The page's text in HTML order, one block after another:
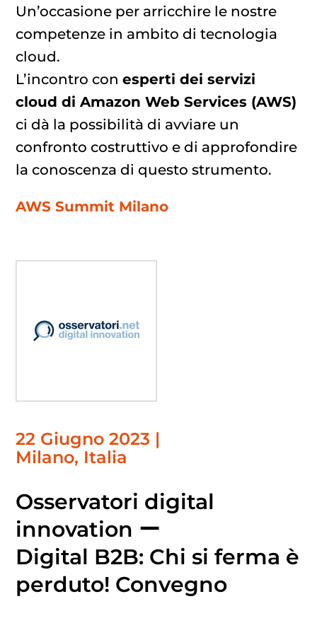
Un’occasione per arricchire le nostre
competenze in ambito di tecnologia
cloud.
L’incontro conesperti dei servizi
cloud di Amazon Web Services (AWS)
ci dà la possibilità di avviare un
confronto costruttivo e di approfondire
la conoscenza di questo strumento.
AWS Summit Milano
22 Giugno 2023 |
Milano, Italia
Osservatori digital
innovation ー
Digital B2B: Chi si ferma è
perduto! Convegno